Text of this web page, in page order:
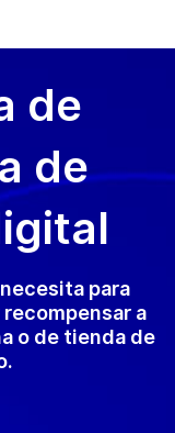
de
de
para
a
o de tienda de